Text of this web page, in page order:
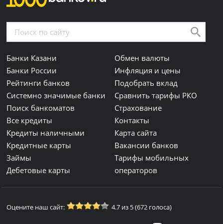
Банки Казани
Банки России
Рейтинги банков
Системно значимые банки
Поиск банкоматов
Все кредиты
Кредиты наличными
Кредитные карты
Займы
Дебетовые карты
Обмен валюты
Инфляция и цены
Подобрать вклад
Сравнить тарифы РКО
Страхование
Контакты
Карта сайта
Вакансии банков
Тарифы мобильных
операторов
Оцените наш сайт: 4.7 из 5 (672 голоса)